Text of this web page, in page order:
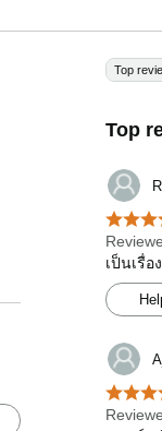
Top
Top
เป็นเรื่